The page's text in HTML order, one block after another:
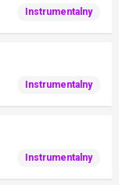
Instrumentalny
Instrumentalny
Instrumentalny